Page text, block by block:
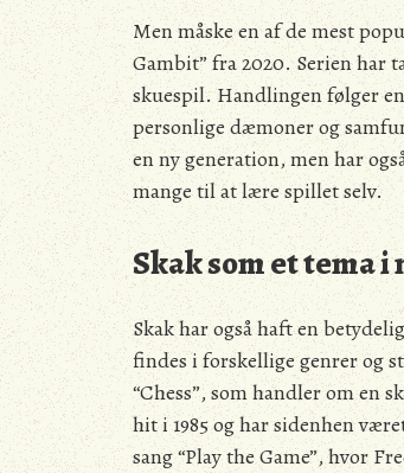
Men måske en af de mest
Gambit” fra 2020. Serien har
skuespil. Handlingen følger
personlige dæmoner og
en ny generation, men har
mange til at lære spillet selv.
Skak som et tema
Skak har også haft en
findes i forskellige genrer og
“Chess”, som handler om en
hit i 1985 og har sidenhen
sang “Play the Game”, hvor